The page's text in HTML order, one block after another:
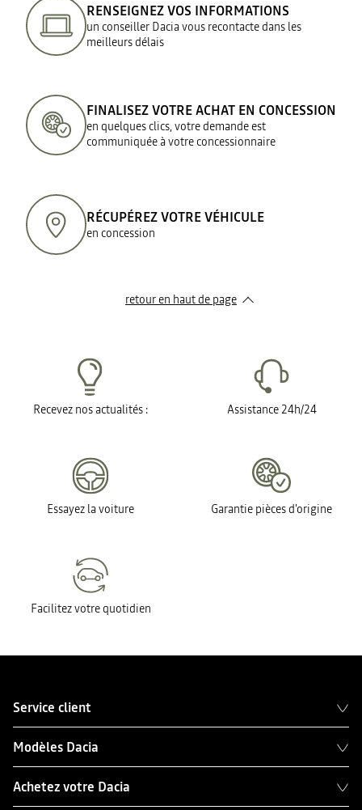
RENSEIGNEZ VOS INFORMATIONS
un conseiller Dacia vous recontacte dans les
meilleurs délais
FINALISEZ VOTRE ACHAT EN CONCESSION
en quelques clics, votre demande est
communiquée à votre concessionnaire
RÉCUPÉREZ VOTRE VÉHICULE
en concession
retour en haut de page​
Recevez nos actualités : Assistance 24h/24
Essayez la voiture Garantie pièces d'origine
Facilitez votre quotidien
Service client
Modèles Dacia
Achetez votre Dacia